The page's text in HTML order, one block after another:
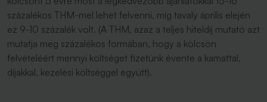
százalékos THM-mel lehet felvenni, míg tavaly április elején
ez 9-10 százalék volt. (A THM, azaz a teljes hiteldíj mutató azt
mutatja meg százalékos formában, hogy a kölcsön
felvételéért mennyi költséget fizetünk évente a kamattal,
díjakkal, kezelési költséggel együtt).